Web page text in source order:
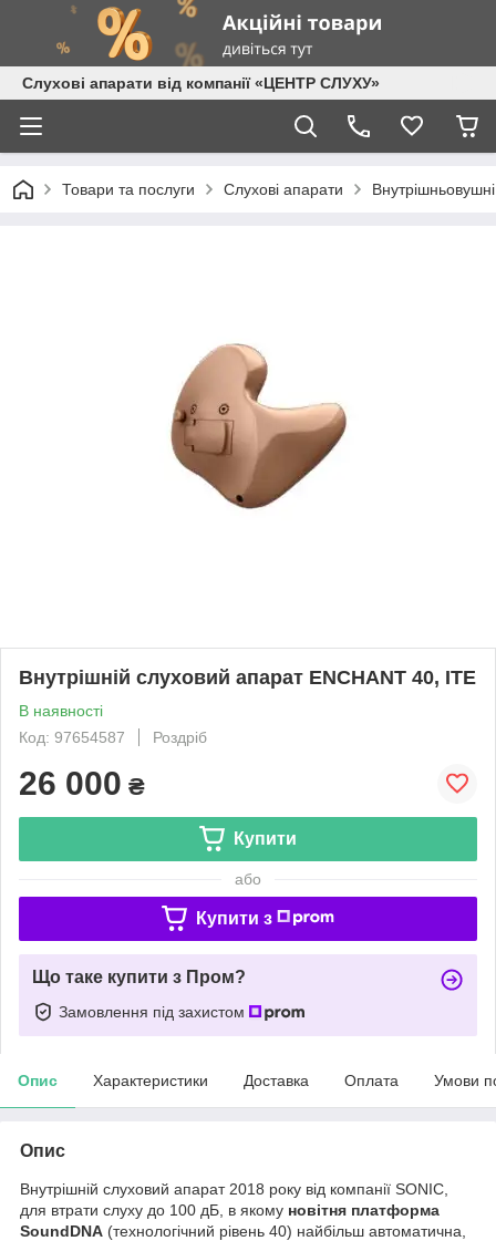
Слухові апарати від компанії «ЦЕНТР СЛУХУ»
Товари та послуги Слухові апарати
Внутрішній слуховий апарат ENCHANT 40, IТЕ
В наявності
Код: 97654587
Роздріб
26 000 ₴
Купити
або
Купити з
Що таке купити з Пром?
Замовлення під захистом
Опис Характеристики Доставка Оплата Умови
Опис
Внутрішній слуховий апарат 2018 року від компанії SONIC,
для втрати слуху до 100 дБ, в якому новітня платформа
SoundDNA (технологічний рівень 40) найбільш автоматична,